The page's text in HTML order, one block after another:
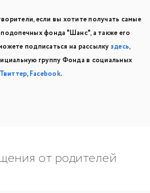
если вы хотите получать самые
фонда "Шанс", а также его
подписаться на рассылку здесь,
группу Фонда в социальных
Твиттер, Facebook.
от родителей